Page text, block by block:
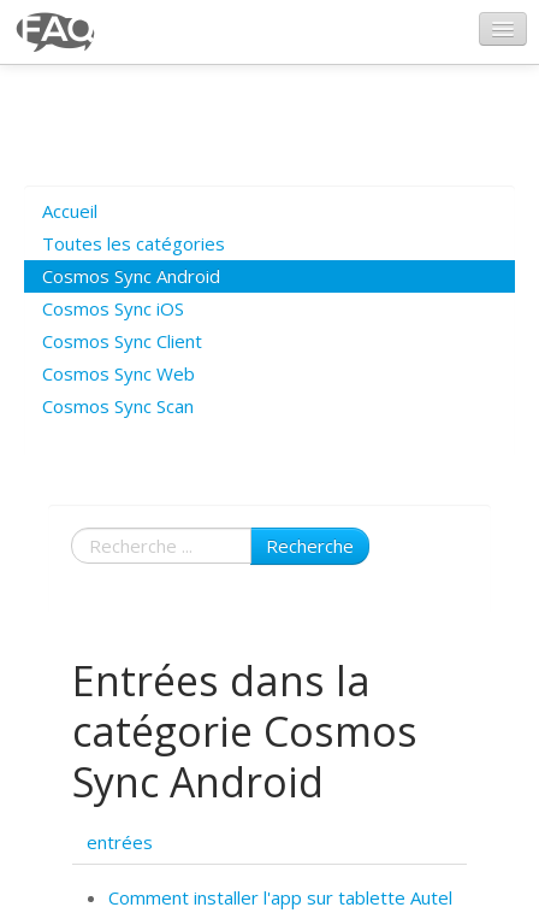
Poser une question
Questions ouvertes
Connexion
Accueil
Toutes les catégories
Cosmos Sync Android
Cosmos Sync iOS
Cosmos Sync Client
Cosmos Sync Web
Cosmos Sync Scan
Recherche
Entrées dans la
catégorie Cosmos
Sync Android
entrées
Comment installer l'app sur tablette Autel